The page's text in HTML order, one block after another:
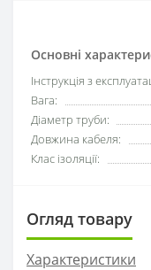
Основні
Інструкція з
Вага:
Діаметр труби:
Довжина кабеля:
Клас ізоляції:
Огляд товару
Характеристики